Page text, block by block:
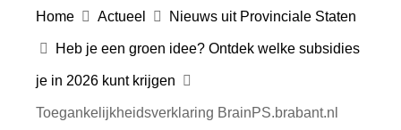
Home Actueel Nieuws uit Provinciale Staten
Heb je een groen idee? Ontdek welke subsidies
je in 2026 kunt krijgen
Toegankelijkheidsverklaring BrainPS.brabant.nl